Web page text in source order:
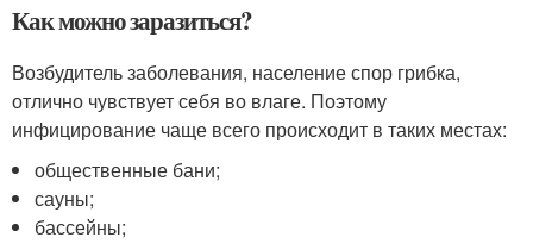
Как можно заразиться?
Возбудитель заболевания, население спор грибка,
отлично чувствует себя во влаге. Поэтому
инфицирование чаще всего происходит в таких местах:
общественные бани;
сауны;
бассейны;